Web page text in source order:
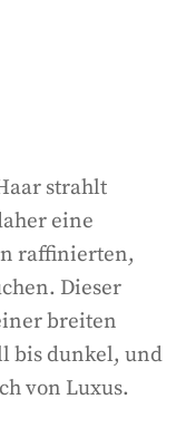
strahlt
eine
raffinierten,
Dieser
breiten
bis dunkel, und
von Luxus.